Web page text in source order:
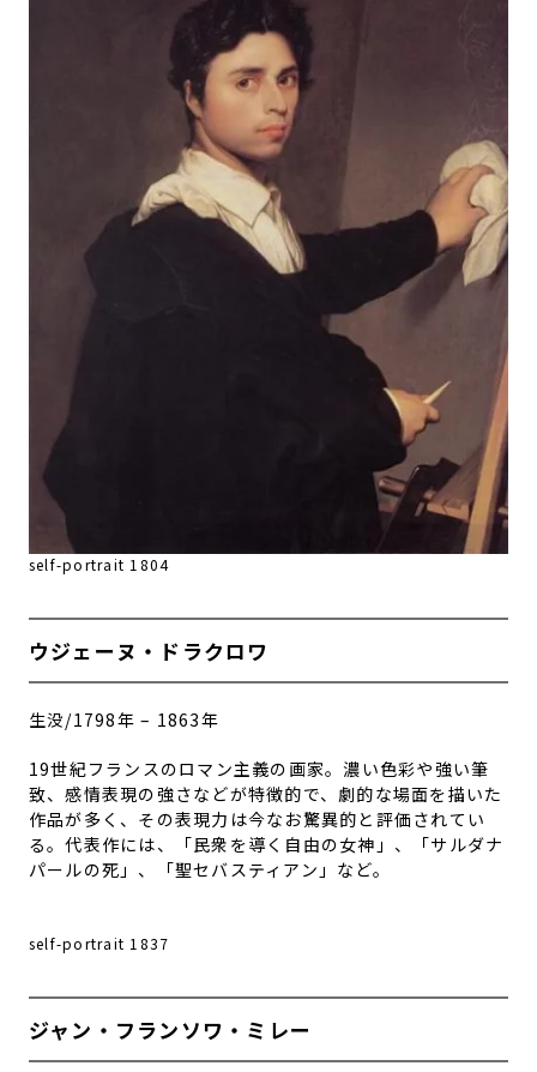
self-portrait 1804
ウジェーヌ・ドラクロワ
生没/1798年 – 1863年
19世紀フランスのロマン主義の画家。濃い色彩や強い筆
致、感情表現の強さなどが特徴的で、劇的な場面を描いた
作品が多く、その表現力は今なお驚異的と評価されてい
る。代表作には、「民衆を導く自由の女神」、「サルダナ
パールの死 」、「聖セバスティアン」など。
self-portrait 1837
ジャン・フランソワ・ミレー